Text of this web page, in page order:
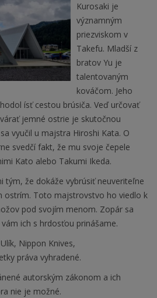
Kurosaki je
významným
priezviskom v
Takefu. Mladší z
bratov Yu je
talentovaným
kováčom. Jeho
ísť cestou brúsiča. Veď určovať
jemné ostrie je skutočnou
vyučil u majstra Hiroshi Kata. O
svedčí fakt, že mu svoje čepele
Kato alebo Takumi Ikeda.
tým, že dokáže vybrúsiť neuveriteľne
ostrím. Toto majstrovstvo ho viedlo k
pod svojím menom. Zopár sa
ich s hrdosťou prinášame.
Nippon Knives,
práva vyhradené.
autorským zákonom a ich
nie je možné.